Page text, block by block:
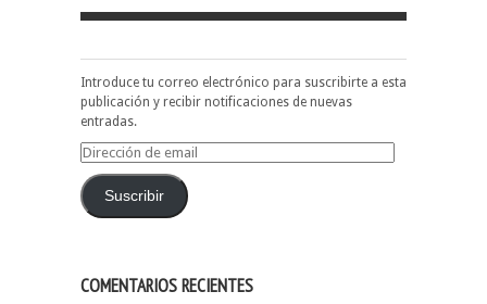
Introduce tu correo electrónico para suscribirte a esta
publicación y recibir notificaciones de nuevas
entradas.
Dirección
emailSuscribir
COMENTARIOS RECIENTES